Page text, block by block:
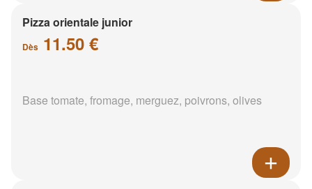
Pizza orientale junior
Dès 11.50 €
Base tomate, fromage, merguez, poivrons, olives